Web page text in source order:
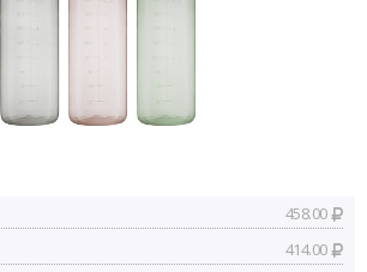
458.00
414.00